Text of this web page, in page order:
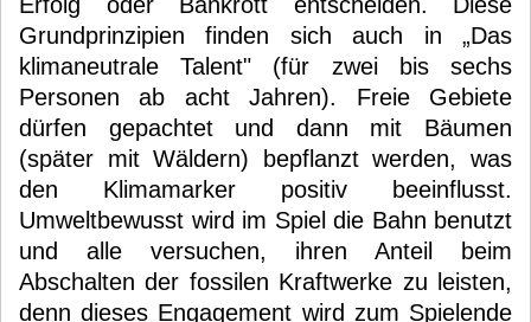
Grundprinzipien finden sich auch in „Das
klimaneutrale Talent" (für zwei bis sechs
Personen ab acht Jahren). Freie Gebiete
dürfen gepachtet und dann mit Bäumen
(später mit Wäldern) bepflanzt werden, was
den Klimamarker positiv beeinflusst.
Umweltbewusst wird im Spiel die Bahn benutzt
und alle versuchen, ihren Anteil beim
Abschalten der fossilen Kraftwerke zu leisten,
denn dieses Engagement wird zum Spielende